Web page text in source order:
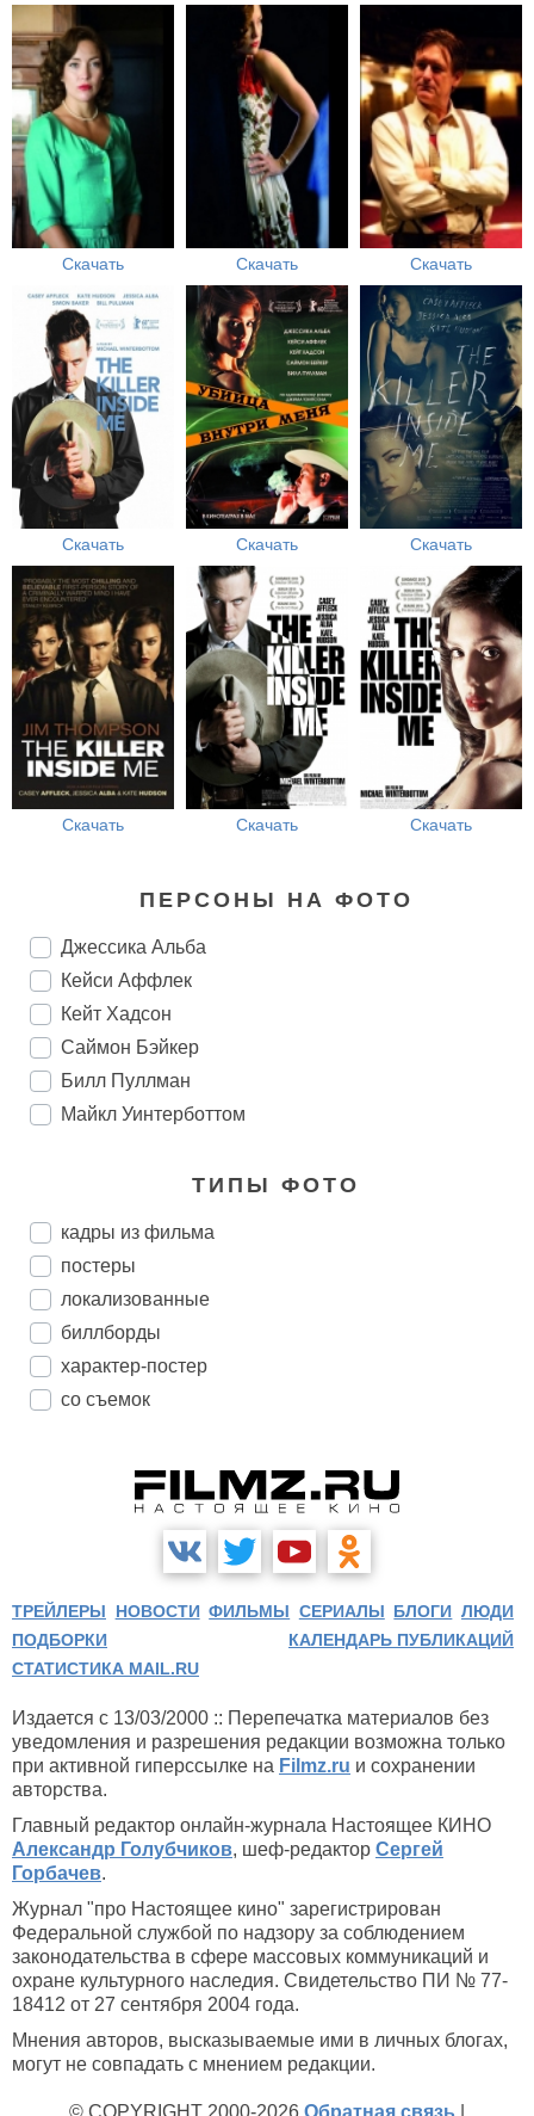
Скачать Скачать Скачать
Скачать Скачать Скачать
Скачать Скачать Скачать
ПЕРСОНЫ НА ФОТО
Джессика Альба
Кейси Аффлек
Кейт Хадсон
Саймон Бэйкер
Билл Пуллман
Майкл Уинтерботтом
ТИПЫ ФОТО
кадры из фильма
постеры
локализованные
биллборды
характер-постер
со съемок
ТРЕЙЛЕРЫ НОВОСТИ ФИЛЬМЫ СЕРИАЛЫ БЛОГИ ЛЮДИ
ПОДБОРКИ
КАЛЕНДАРЬ ПУБЛИКАЦИЙ
СТАТИСТИКА MAIL.RU
Издается с 13/03/2000 :: Перепечатка материалов без
уведомления и разрешения редакции возможна только
при активной гиперссылке на Filmz.ru и сохранении
авторства.
Главный редактор онлайн-журнала Настоящее КИНО
Александр Голубчиков, шеф-редактор Сергей
Горбачев.
Журнал "про Настоящее кино" зарегистрирован
Федеральной службой по надзору за соблюдением
законодательства в сфере массовых коммуникаций и
охране культурного наследия. Свидетельство ПИ № 77-
18412 от 27 сентября 2004 года.
Мнения авторов, высказываемые ими в личных блогах,
могут не совпадать с мнением редакции.
© COPYRIGHT 2000-2026 Обратная связь